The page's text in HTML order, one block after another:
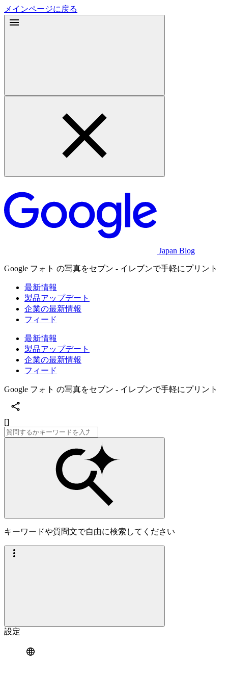
メインページに戻る
Japan Blog
Google フォト の写真をセブン - イレブンで手軽にプリント
最新情報
製品アップデート
企業の最新情報
フィード
最新情報
製品アップデート
企業の最新情報
フィード
Google フォト の写真をセブン - イレブンで手軽にプリント
[]
キーワードや質問文で自由に検索してください
設定